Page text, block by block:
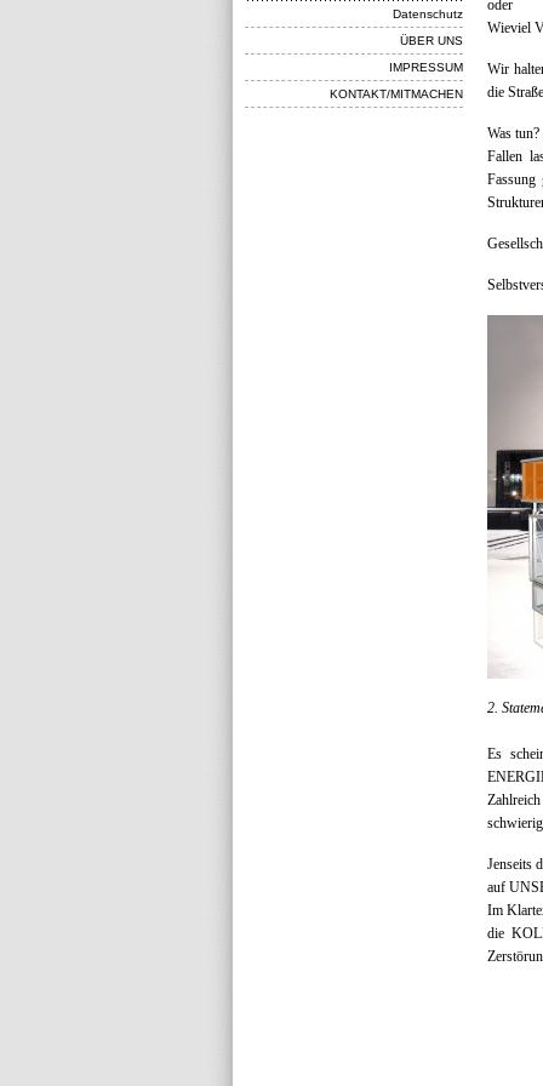
Datenschutz
ÜBER UNS
IMPRESSUM
KONTAKT/MITMACHEN
oder
Wieviel
Wir
die
Was tun?
Fallen
2.
Es
Jenseits
auf
Im
die